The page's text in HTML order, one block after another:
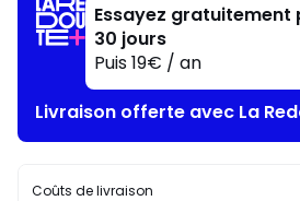
Essayez gratuitement
30 jours
Puis 19€ / an
Livraison offerte avec La
Coûts de livraison